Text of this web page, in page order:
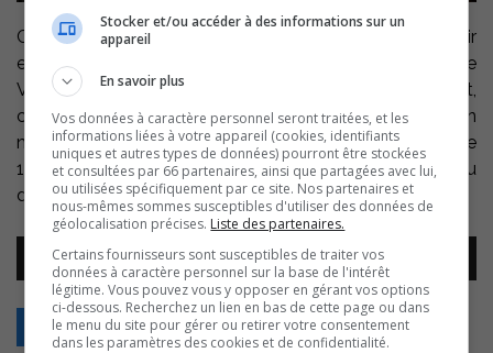
C’est ce jeudi que, dans le cadre de la Semaine du loisir
en fête, les familles sont invitées au Colisée Cardin, rue
Victoria, à Sorel-Tracy. L’activité le
est,
chaque année, un moment fort de cette semaine. On
nous y donne rendez-vous, sans inscription requise, de
12h30 à 15h50. Ali Durocher du Service du loisir et milieu
de vie:
Lecteur
audio
00:00
Retour
Stocker et/ou accéder à des informations sur un
appareil
En savoir plus
Vos données à caractère personnel seront traitées, et les
informations liées à votre appareil (cookies, identifiants
uniques et autres types de données) pourront être stockées
et consultées par 66 partenaires, ainsi que partagées avec lui,
ou utilisées spécifiquement par ce site. Nos partenaires et
nous-mêmes sommes susceptibles d'utiliser des données de
géolocalisation précises. Liste des partenaires.
Certains fournisseurs sont susceptibles de traiter vos
données à caractère personnel sur la base de l'intérêt
légitime. Vous pouvez vous y opposer en gérant vos options
ci-dessous. Recherchez un lien en bas de cette page ou dans
le menu du site pour gérer ou retirer votre consentement
dans les paramètres des cookies et de confidentialité.